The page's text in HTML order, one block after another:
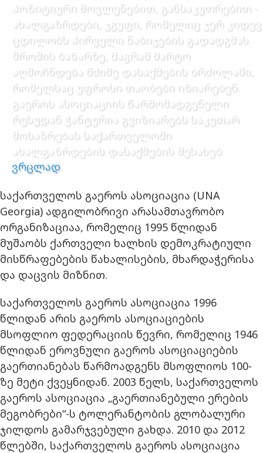
პოზიტიური მოვლენებით, განსაკუთრებით -
ახალგაზრდები, ჯგუფი, რომელიც ჯერ კიდევ
ცდილობს პირველი ნაბიჯების გადადგმას
შრომის ბაზარზე, მაგრამ მარტო
აღმოჩნდება მძიმე დასაქმების ბრძოლაში,
რომელსაც უფროსი თაობები იზიარებენ.
გაეროს ასოციაციის წარმომადგენელი
რუსუდან ჭანტურია გვიზიარებს საკუთარ
მოსაზრებას საქართველოში
ახალგაზრდების დასაქმების შესახებ.
ვრცლად
საქართველოს გაეროს ასოციაცია (UNA
Georgia) ადგილობრივი არასამთავრობო
ორგანიზაციაა, რომელიც 1995 წლიდან
მუშაობს ქართველი ხალხის დემოკრატიული
მისწრაფებების წახალისების, მხარდაჭერისა
და დაცვის მიზნით.
საქართველოს გაეროს ასოციაცია 1996
წლიდან არის გაეროს ასოციაციების
მსოფლიო ფედერაციის წევრი, რომელიც 1946
წლიდან ეროვნული გაეროს ასოციაციების
გაერთიანებას წარმოადგენს მსოფლიოს 100-
ზე მეტი ქვეყნიდან. 2003 წელს, საქართველოს
გაეროს ასოციაცია „გაერთიანებული ერების
მეგობრები“-ს ტოლერანტობის გლობალური
ჯილდოს გამარჯვებული გახდა. 2010 და 2012
წლებში, საქართველოს გაეროს ასოციაცია